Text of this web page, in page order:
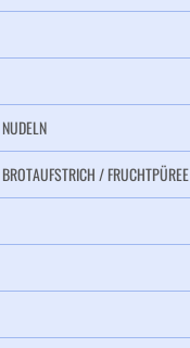
/ FRUCHTPÜREE